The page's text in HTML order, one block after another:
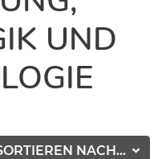
UND
NACH...